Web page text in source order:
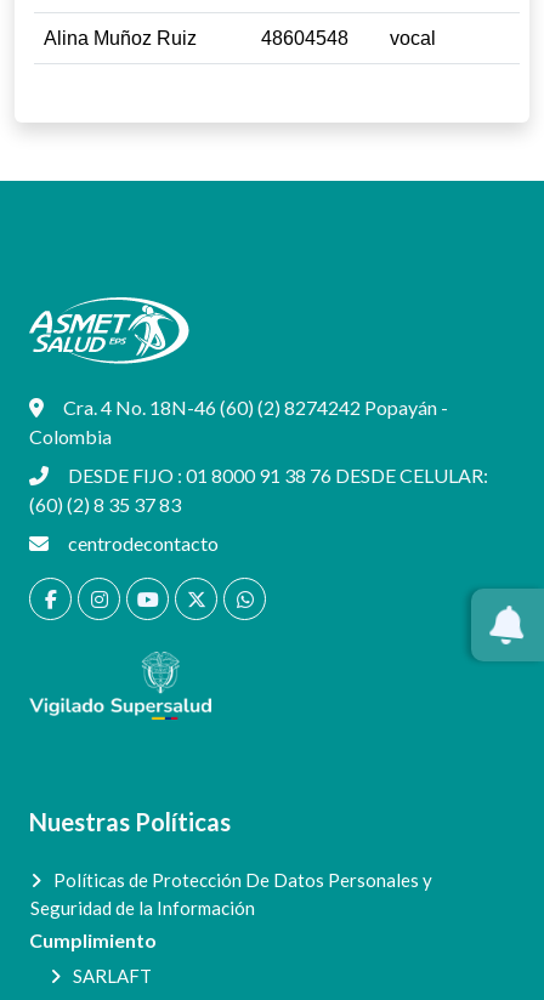
Alina Muñoz Ruiz 48604548 vocal
Cra. 4 No. 18N-46 (60) (2) 8274242 Popayán -
Colombia
DESDE FIJO : 01 8000 91 38 76 DESDE CELULAR:
(60) (2) 8 35 37 83
centrodecontacto
Nuestras Políticas
Políticas de Protección De Datos Personales y
Seguridad de la Información
Cumplimiento
SARLAFT